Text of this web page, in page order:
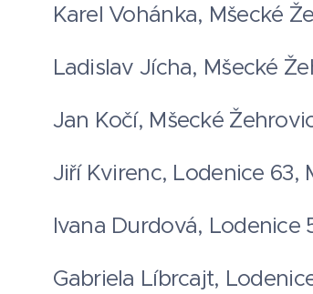
Karel Vohánka, Mšecké
Ladislav Jícha, Mšecké
Jan Kočí, Mšecké
Jiří Kvirenc, Lodenice 63,
Ivana Durdová, Lodenice
Gabriela Líbrcajt,